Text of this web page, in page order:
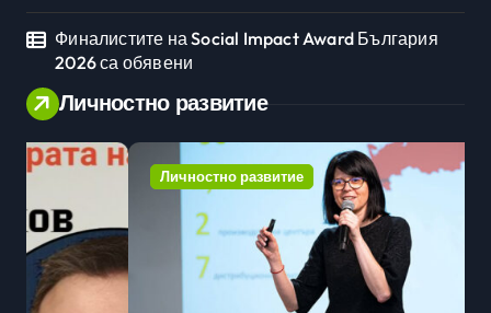
Финалистите на Social Impact Award България
2026 са обявени
Личностно развитие
Личностно развитие